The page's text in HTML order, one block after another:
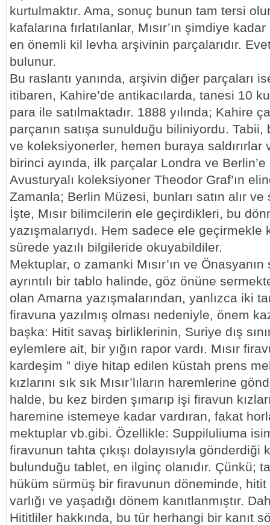
kurtulmaktır. Ama, sonuç bunun tam tersi
kafalarına fırlatılanlar, Mısır’ın şimdiye
en önemli kil levha arşivinin parçalarıdır.
bulunur.
Bu raslantı yanında, arşivin diğer parçaları
itibaren, Kahire’de antikacılarda, tanesi 10
para ile satılmaktadır. 1888 yılında; Kahire
parçanın satışa sunulduğu biliniyordu.
ve koleksiyonerler, hemen buraya saldırırlar
birinci ayında, ilk parçalar Londra ve Berlin’e
Avusturyalı koleksiyoner Theodor Graf’ın
Zamanla; Berlin Müzesi, bunları satın alır
İşte, Mısır bilimcilerin ele geçirdikleri, bu
yazışmalarıydı. Hem sadece ele geçirmekle
sürede yazılı bilgileride okuyabildiler.
Mektuplar, o zamanki Mısır’ın ve
ayrıntılı bir tablo halinde, göz önüne
olan Amarna yazışmalarından, yanlızca iki
firavuna yazılmış olması nedeniyle, önem
başka: Hitit savaş birliklerinin, Suriye dış
eylemlere ait, bir yığın rapor vardı. Mısır
kardeşim ” diye hitap edilen küstah prens
kızlarını sık sık Mısır’lıların haremlerine
halde, bu kez birden şımarıp işi firavun
haremine istemeye kadar vardıran, fakat
mektuplar vb.gibi. Özellikle: Suppiluliuma
firavunun tahta çıkışı dolayısıyla gönderdiği
bulunduğu tablet, en ilginç olanıdır. Çünkü;
hüküm sürmüş bir firavunun döneminde, hitit
varlığı ve yaşadığı dönem kanıtlanmıştır.
Hititliler hakkında, bu tür herhangi bir kanıt